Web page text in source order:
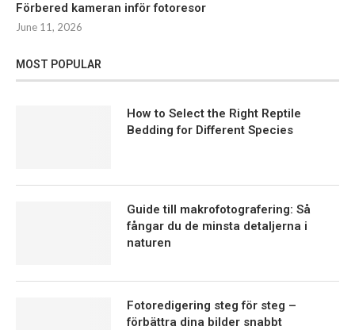
Förbered kameran inför fotoresor
June 11, 2026
MOST POPULAR
How to Select the Right Reptile
Bedding for Different Species
Guide till makrofotografering: Så
fångar du de minsta detaljerna i
naturen
Fotoredigering steg för steg –
förbättra dina bilder snabbt